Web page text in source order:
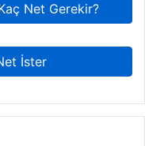
Net Gerekir?
İster